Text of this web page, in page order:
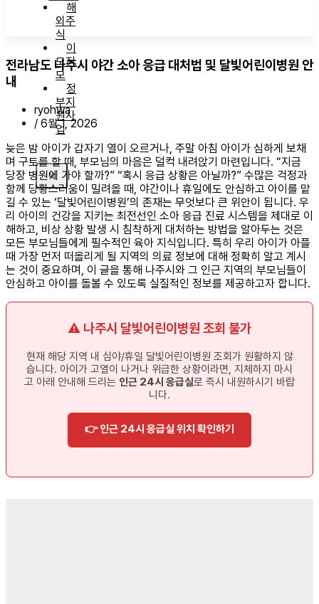
해
외주
식
이
모저
모
정
부지
원사
업
X
전라남도 나주시 야간 소아 응급 대처법 및 달빛어린이병원 안
내
ryohwa
/ 6월 1, 2026
늦은 밤 아이가 갑자기 열이 오르거나, 주말 아침 아이가 심하게 보채
며 구토를 할 때, 부모님의 마음은 덜컥 내려앉기 마련입니다. “지금
당장 병원에 가야 할까?” “혹시 응급 상황은 아닐까?” 수많은 걱정과
함께 당황스러움이 밀려올 때, 야간이나 휴일에도 안심하고 아이를 맡
길 수 있는 ‘달빛어린이병원’의 존재는 무엇보다 큰 위안이 됩니다. 우
리 아이의 건강을 지키는 최전선인 소아 응급 진료 시스템을 제대로 이
해하고, 비상 상황 발생 시 침착하게 대처하는 방법을 알아두는 것은
모든 부모님들에게 필수적인 육아 지식입니다. 특히 우리 아이가 아플
때 가장 먼저 떠올리게 될 지역의 의료 정보에 대해 정확히 알고 계시
는 것이 중요하며, 이 글을 통해 나주시와 그 인근 지역의 부모님들이
안심하고 아이를 돌볼 수 있도록 실질적인 정보를 제공하고자 합니다.
⚠️ 나주시 달빛어린이병원 조회 불가
현재 해당 지역 내 심야/휴일 달빛어린이병원 조회가 원활하지 않
습니다. 아이가 고열이 나거나 위급한 상황이라면, 지체하지 마시
고 아래 안내해 드리는 인근 24시 응급실로 즉시 내원하시기 바랍
니다.
👉 인근 24시 응급실 위치 확인하기